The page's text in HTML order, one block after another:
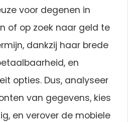
voor degenen in
of op zoek naar geld te
dankzij haar brede
en
opties. Dus, analyseer
van gegevens, kies
en verover de mobiele